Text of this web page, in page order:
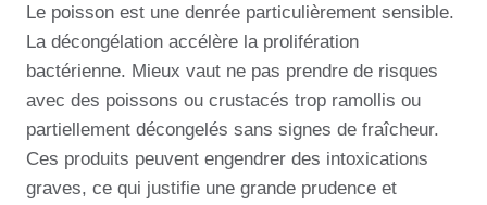
Le poisson est une denrée particulièrement sensible.
La décongélation accélère la prolifération
bactérienne. Mieux vaut ne pas prendre de risques
avec des poissons ou crustacés trop ramollis ou
partiellement décongelés sans signes de fraîcheur.
Ces produits peuvent engendrer des intoxications
graves, ce qui justifie une grande prudence et